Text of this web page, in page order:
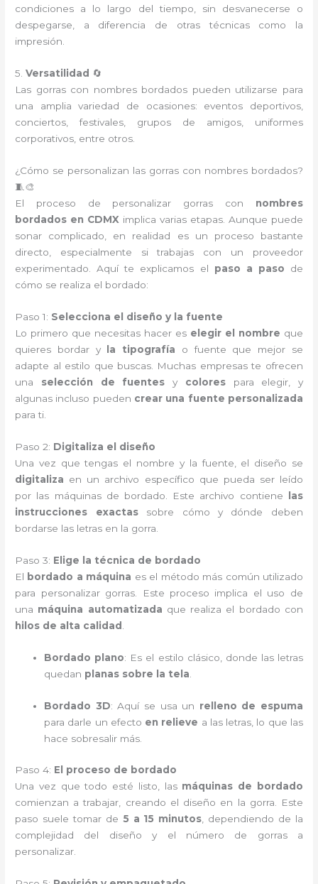
condiciones a lo largo del tiempo, sin desvanecerse o
despegarse, a diferencia de otras técnicas como la
impresión.
5.Versatilidad 🔄
Las gorras con nombres bordados pueden utilizarse para
una amplia variedad de ocasiones: eventos deportivos,
conciertos, festivales, grupos de amigos, uniformes
corporativos, entre otros.
¿Cómo se personalizan las gorras con nombres bordados?
🧵🎨
El proceso de personalizar gorras con nombres
bordados en CDMX implica varias etapas. Aunque puede
sonar complicado, en realidad es un proceso bastante
directo, especialmente si trabajas con un proveedor
experimentado. Aquí te explicamos el paso a paso de
cómo se realiza el bordado:
Paso 1: Selecciona el diseño y la fuente
Lo primero que necesitas hacer es elegir el nombre que
quieres bordar y
la tipografía o fuente que mejor se
adapte al estilo que buscas. Muchas empresas te ofrecen
una selección de fuentes y colorespara elegir, y
algunas incluso pueden crear una fuente personalizada
para ti.
Paso 2: Digitaliza el diseño
Una vez que tengas el nombre y la fuente, el diseño se
digitaliza en un archivo específico que pueda ser leído
por las máquinas de bordado. Este archivo contiene
las
instrucciones exactassobre cómo y dónde deben
bordarse las letras en la gorra.
Paso 3: Elige la técnica de bordado
El bordado a máquina es el método más común utilizado
para personalizar gorras. Este proceso implica el uso de
una máquina automatizada que realiza el bordado con
hilos de alta calidad
Bordado plano: Es el estilo clásico, donde las letras
quedan planas sobre la tela
Bordado 3D: Aquí se usa un relleno de espuma
para darle un efecto en relieve a las letras, lo que las
hace sobresalir más.
Paso 4: El proceso de bordado
Una vez que todo esté listo, las máquinas de bordado
comienzan a trabajar, creando el diseño en la gorra. Este
paso suele tomar de 5 a 15 minutos, dependiendo de la
complejidad del diseño y el número de gorras a
personalizar.